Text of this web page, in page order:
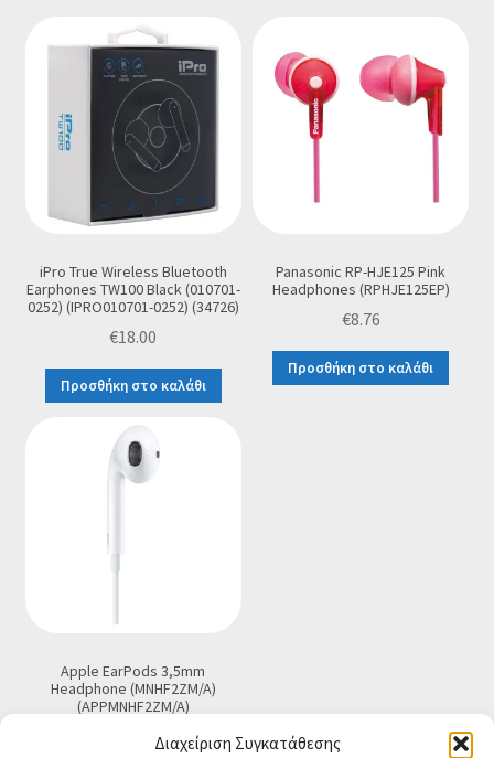
Διαχείριση Συγκατάθεσης
iPro True Wireless Bluetooth
Earphones TW100 Black (010701-
0252) (IPRO010701-0252) (34726)
€18.00
Προσθήκη στο καλάθι
Panasonic RP-HJE125 Pink
Headphones (RPHJE125EP)
€8.76
Προσθήκη στο καλάθι
Apple EarPods 3,5mm
Headphone (MNHF2ZM/A)
(APPMNHF2ZM/A)
13.40